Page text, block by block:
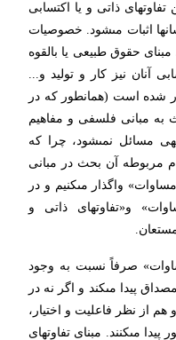
تفاوتهاى ذاتى و یا اكتسابى
اثبات مى‏شود. خصوصیات
حقوق طبیعى یا بالقوه
آنان نیز كار و تولید و...
شده است (همانطور كه در
به مبانى فلسفى و مفاهیم
مسائل نمى‏شود، چرا كه
مربوطه آن بحث در مبانى
واگذار مى‏كنیم و در
و«تفاوتهاى ذاتى و
صرفاً نسبت به وجود
پیدا مى‏كند و اگر نه در
از نظر فاعلیت و اختیار،
پیدا مى‏كنند. مبناى تفاوتهاى